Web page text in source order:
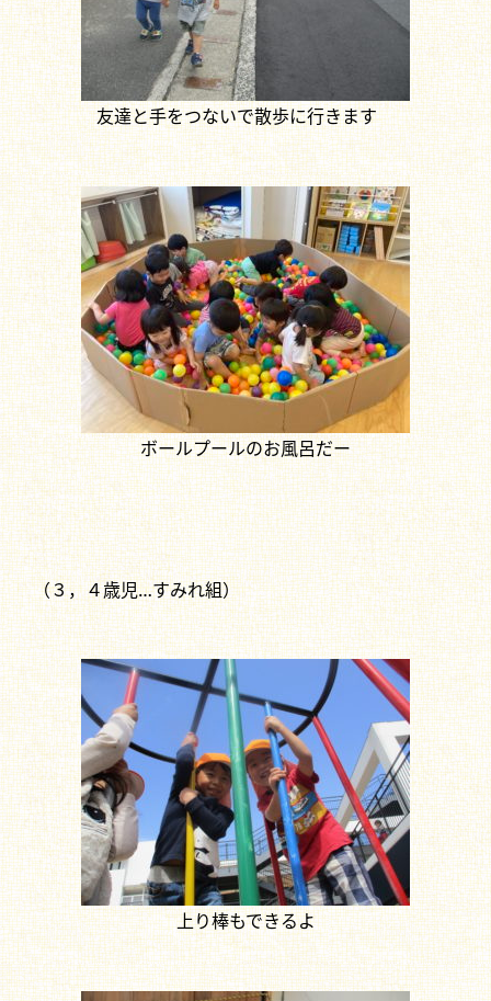
友達と手をつないで散歩に行きます
ボールプールのお風呂だー
（３，４歳児…すみれ組）
上り棒もできるよ